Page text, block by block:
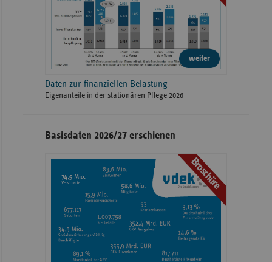
weiter
Daten zur finanziellen Belastung
Eigenanteile in der stationären Pflege 2026
Basisdaten 2026/27 erschienen
Broschüre